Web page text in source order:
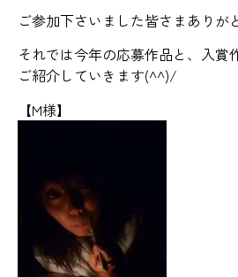
ご参加下さいました皆さまありが
それでは今年の応募作品と、入賞
ご紹介していきます(^^)/
【M様】